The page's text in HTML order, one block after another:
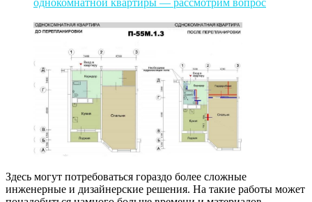
Здесь могут потребоваться гораздо более сложные
инженерные и дизайнерские решения. На такие работы может